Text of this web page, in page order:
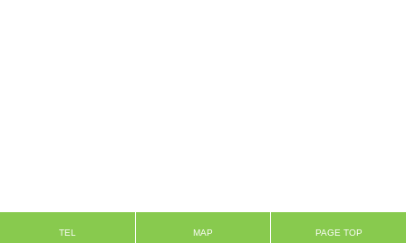
TEL MAP PAGE TOP